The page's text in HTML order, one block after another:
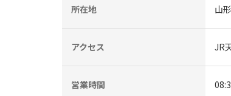
所在地 山
アクセス JR
営業時間